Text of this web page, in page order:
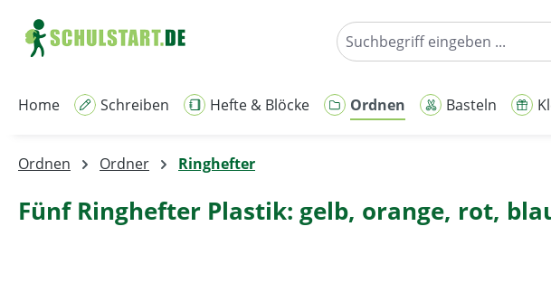
Hauptinhalt springen
Zur Suche springen
Zur Hauptnavigation springen
Home Schreiben Hefte & Blöcke Ordnen Basteln
Ordnen Ordner Ringhefter
Fünf Ringhefter Plastik: gelb, orange, rot,